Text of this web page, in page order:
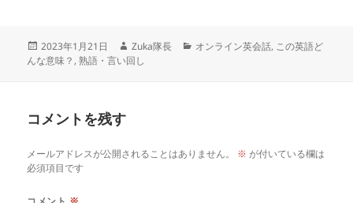
投
稿
2023年1月21日
作
成
Zuka隊長
カ
オンライン英会話, この英語ど
んな意味？ ,熟語・言い回し
コメントを残す
メールアドレスが公開されることはありません。 ※ が付いている欄は
必須項目です